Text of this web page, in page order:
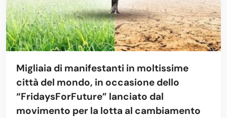
Migliaia di manifestanti in moltissime
città del mondo, in occasione dello
“FridaysForFuture” lanciato dal
movimento per la lotta al cambiamento